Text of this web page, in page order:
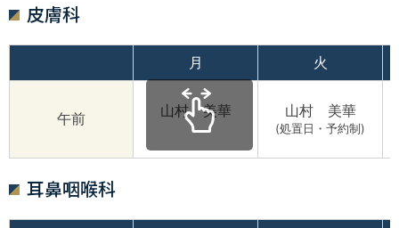
皮膚科
月 火
午前 山村 美華 山村 美華
(処置日・予約制)
耳鼻咽喉科